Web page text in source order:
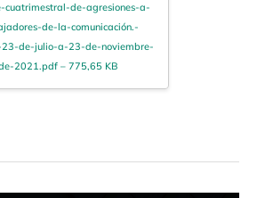
cuatrimestral-de-agresiones-a-
de-la-comunicación.-
23-de-julio-a-23-de-noviembre-
2021.pdf – 775,65 KB